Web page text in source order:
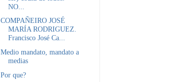
NO...
COMPAÑEIRO JOSÉ
MARÍA RODRIGUEZ.
Francisco José Ca...
Medio mandato, mandato a
medias
Por que?